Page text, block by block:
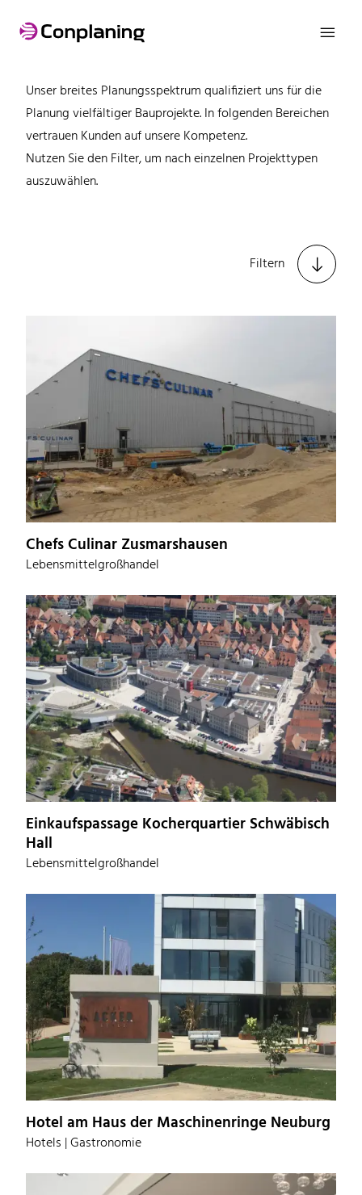

Referenzen
Unser breites Planungsspektrum qualifiziert uns für die
Planung vielfältiger Bauprojekte. In folgenden Bereichen
vertrauen Kunden auf unsere Kompetenz.
Nutzen Sie den Filter, um nach einzelnen Projekttypen
auszuwählen.
Filtern 
Chefs Culinar Zusmarshausen
Lebensmittelgroßhandel
Einkaufspassage Kocherquartier Schwäbisch
Hall
Lebensmittelgroßhandel
Hotel am Haus der Maschinenringe Neuburg
Hotels | Gastronomie